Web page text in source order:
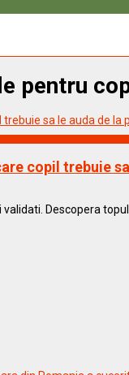
pentru
copil trebuie
Descopera